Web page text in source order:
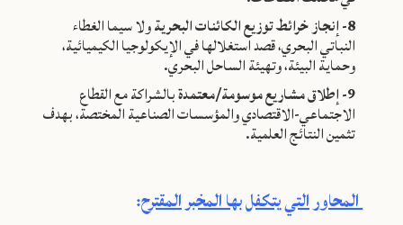
8- إنجاز خرائط توزيع الكائنات البحرية
ولا سيما الغطاء
النباتي البحري، قصد استغلالها في الإيكولوجيا الكيميائية،
وحماية البيئة، وتهيئة الساحل البحري.
9- إطلاق مشاريع موسومة/معتمدة
بالشراكة مع القطاع
الاجتماعي-الاقتصادي والمؤسسات الصناعية المختصة، بهدف
تثمين النتائج العلمية.
المحاور التي يتكفل بها المخبر المقترح: